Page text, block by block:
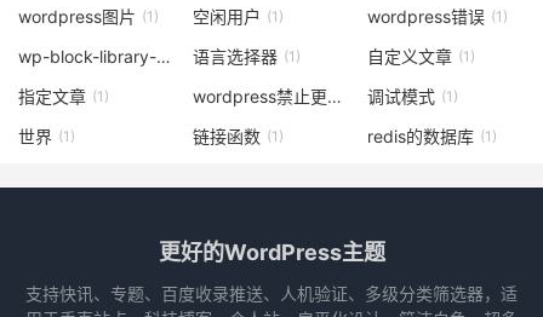
wordpress图片 (1) 空闲用户 (1) wordpress错误 (1)
wp-block-library-css (1)
语言选择器 (1) 自定义文章 (1)
指定文章 (1) wordpress禁止更新 调试模式 (1)
世界 (1) 链接函数 (1) redis的数据库 (1)
更好的WordPress主题
支持快讯、专题、百度收录推送、人机验证、多级分类筛选器，适